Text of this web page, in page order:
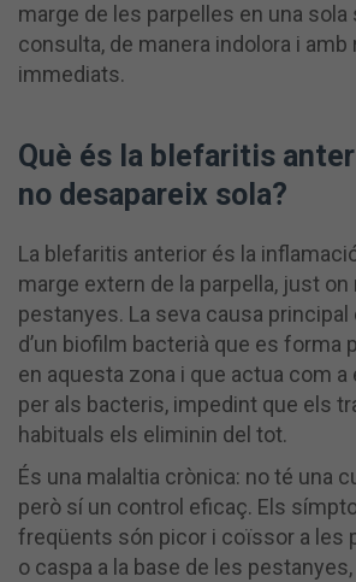
marge de les parpelles en una sola
consulta, de manera indolora i
immediats.
Què és la blefaritis
no desapareix sola?
La blefaritis anterior és la
marge extern de la parpella, just on
pestanyes. La seva causa principal
d’un biofilm bacterià que es forma
en aquesta zona i que actua com
per als bacteris, impedint que els
habituals els eliminin del tot.
És una malaltia crònica: no té una
però sí un control eficaç. Els
freqüents són picor i coïssor a les
o caspa a la base de les